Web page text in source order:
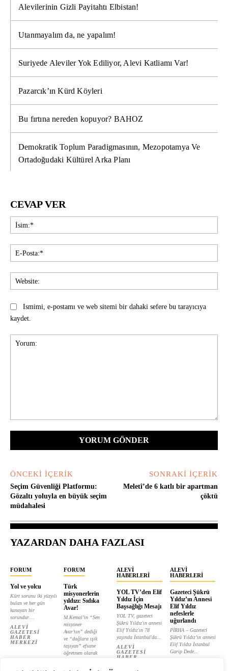
Alevilerinin Gizli Payitahtı Elbistan!
Utanmayalım da, ne yapalım!
Suriyede Aleviler Yok Ediliyor, Alevi Katliamı Var!
Pazarcık’ın Kürd Köyleri
Bu fırtına nereden kopuyor? BAHOZ
Demokratik Toplum Paradigmasının, Mezopotamya Ve
Ortadoğudaki Kültürel Arka Planı
CEVAP VER
Ismimi, e-postamı ve web sitemi bir dahaki sefere bu tarayıcıya
kaydet.
ÖNCEKI İÇERIK
Seçim Güvenliği Platformu:
Gözaltı yoluyla en büyük seçim
müdahalesi
SONRAKI İÇERIK
Meletî’de 6 katlı bir apartman
çöktü
YAZARDAN DAHA FAZLASI
FORUM
Yol ve yolcu
Kürt sorunu iki yüzyılı
bulan ve her gün
kanayan bir
sorundur....
ALEVI
GAZETESI
HABER
MERKEZI
FORUM
Türk
misyonerlerin
yıldızı: Sıdıka
Avar!
M.Kemal’in “Sen
misyoner
Avar’sın” dediği
ve “dağlara ışık
taşıyan” efsane
öğretmen olarak
ALEVI
ALEVI
HABERLERI
YOL TV’den Elif
Yıldız İçin
Başsağlığı Mesajı
YOL TV, gazeteci
Şükrü Yıldız'ın annesi
Elif Yıldız'ın 78
yaşında İstanbul'da...
ALEVI
GAZETESI
HABER
ALEVI
HABERLERI
Gazeteci Şükrü
Yıldız’ın Annesi
Elif Yıldız
nefeslerle
uğurlandı
PİRHA – Gazeteci
Şükrü Yıldız’ın annesi
Elif Yıldız İstanbul
Garip Dede...